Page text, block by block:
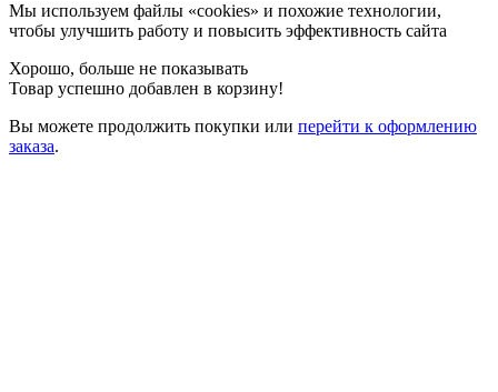
Мы используем файлы «cookies» и похожие технологии,
чтобы улучшить работу и повысить эффективность сайта
Хорошо, больше не показывать
Товар успешно добавлен в корзину!
Вы можете продолжить покупки или перейти к оформлению
заказа.